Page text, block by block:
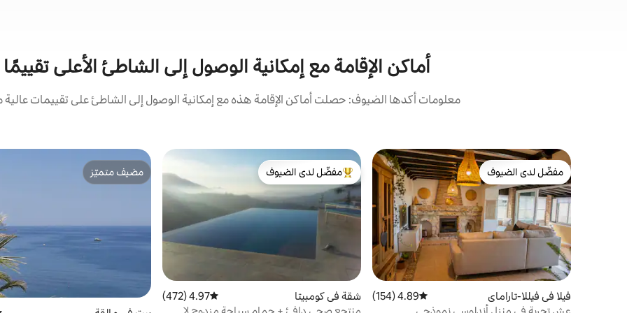
أماكن الإقامة مع إمكانية الوصول إلى الشاطئ الأعلى تقييمًا
معلومات أكدها الضيوف: حصلت أماكن الإقامة هذه مع إمكانية الوصول إلى الشاطئ على تقييمات عالية
مفضّل لدى الضيوف
مفضّل لدى الضيوف
فيلا في فيللا-تاراماي متوسط التقييم 4.89 من 5، 154 مراجعات
4.89 (154)
من أبرز البيوت المفضّلة لدى الضيوف
مفضّل لدى الضيوف
شقة في كومبيتا متوسط التقييم 4.97 من 5، 472 مراجعات
4.97 (472)
مضيف متميّز
مضيف متميّز